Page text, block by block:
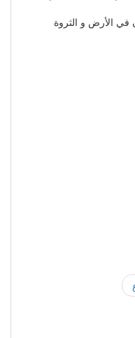
الأرض و الثروة